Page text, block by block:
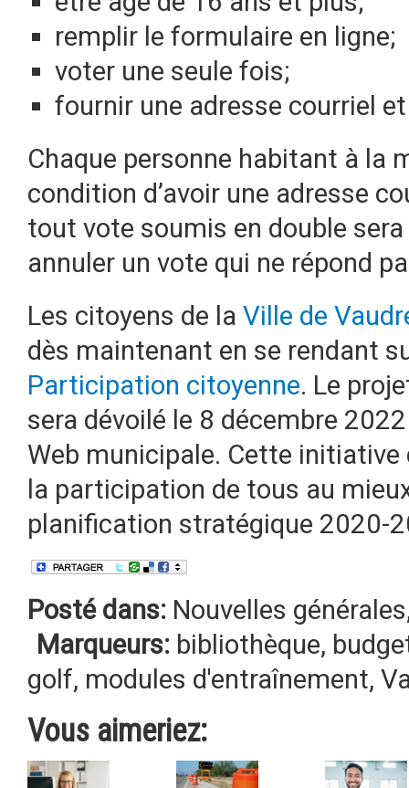
remplir le formulaire en ligne;
voter une seule fois;
fournir une adresse courriel
Chaque personne habitant à la
condition d’avoir une adresse
tout vote soumis en double
annuler un vote qui ne répond
Les citoyens de la Ville de
dès maintenant en se rendant
Participation citoyenne. Le
sera dévoilé le 8 décembre
Web municipale. Cette initiative
la participation de tous au
planification stratégique 2020-
Posté dans: Nouvelles générales
Marqueurs: bibliothèque,
golf, modules d'entraînement,
Vous aimeriez: